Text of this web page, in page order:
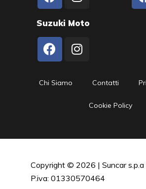
Suzuki Moto
Chi Siamo Contatti
Cookie Policy
Copyright © 2026 | Suncar s.p.a
P.iva: 01330570464